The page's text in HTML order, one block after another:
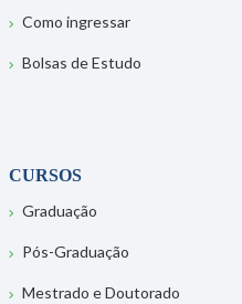
Como ingressar
Bolsas de Estudo
CURSOS
Graduação
Pós-Graduação
Mestrado e Doutorado